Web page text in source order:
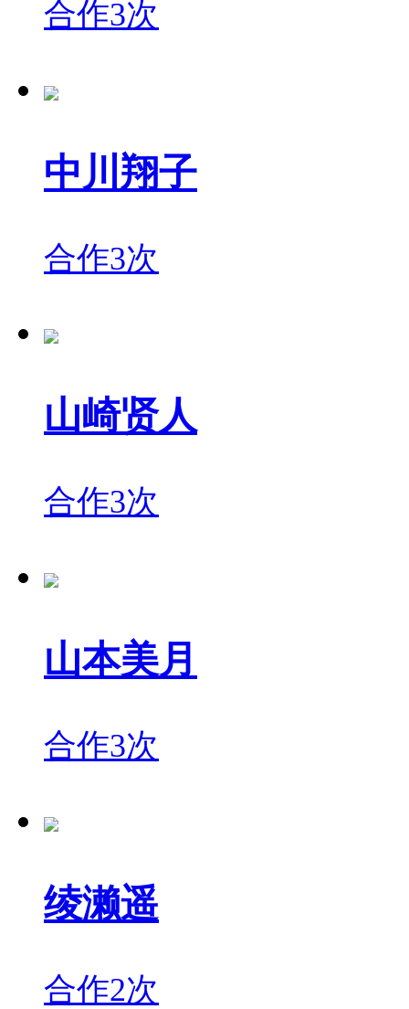
合作3次
中川翔子
合作3次
山崎贤人
合作3次
山本美月
合作3次
绫濑遥
合作2次